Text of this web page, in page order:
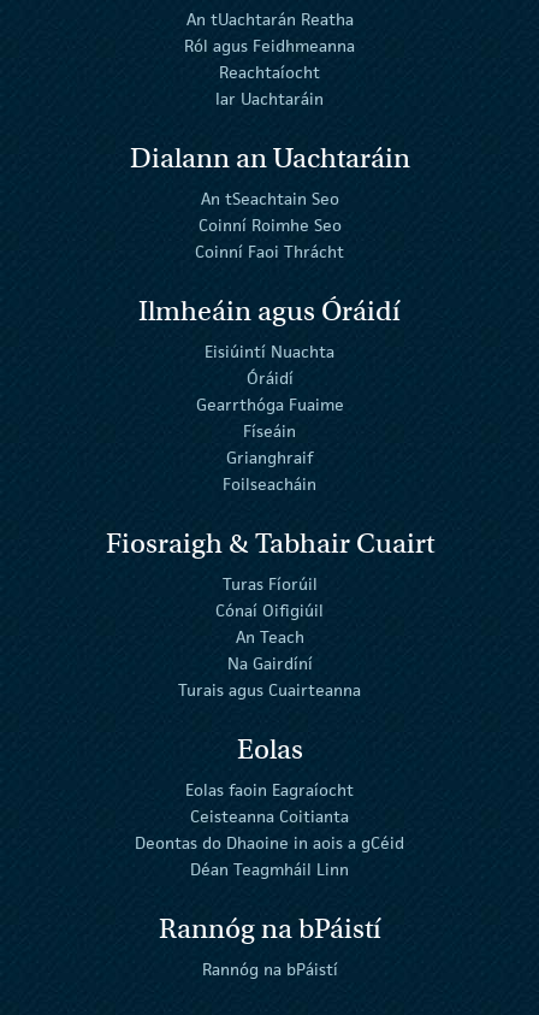
An tUachtarán Reatha
Ról agus Feidhmeanna
Reachtaíocht
Iar Uachtaráin
Dialann an Uachtaráin
An tSeachtain Seo
Coinní Roimhe Seo
Coinní Faoi Thrácht
Ilmheáin agus Óráidí
Eisiúintí Nuachta
Óráidí
Gearrthóga Fuaime
Físeáin
Grianghraif
Foilseacháin
Fiosraigh & Tabhair Cuairt
Turas Fíorúil
Cónaí Oifigiúil
An Teach
Na Gairdíní
Turais agus Cuairteanna
Eolas
Eolas faoin Eagraíocht
Ceisteanna Coitianta
Deontas do Dhaoine in aois a gCéid
Déan Teagmháil Linn
Rannóg na bPáistí
Rannóg na bPáistí